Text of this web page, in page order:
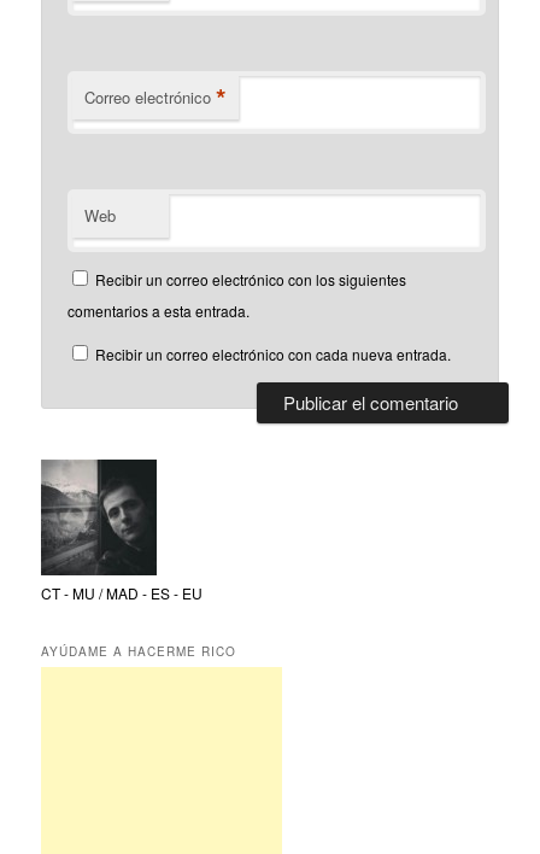
Correo electrónico *
Web
Recibir un correo electrónico con los siguientes
comentarios a esta entrada.
Recibir un correo electrónico con cada nueva entrada.
CT - MU / MAD - ES - EU
AYÚDAME A HACERME RICO